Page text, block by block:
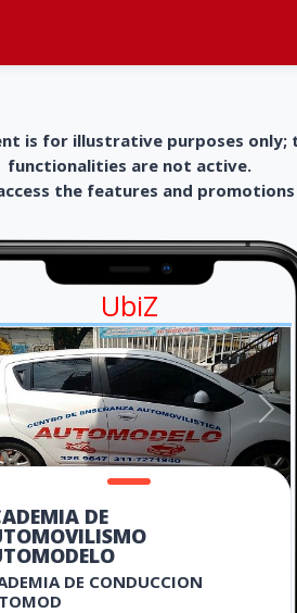
is for illustrative purposes
functionalities are not active.
the features and
UbiZ
DE
DE CONDUCCION